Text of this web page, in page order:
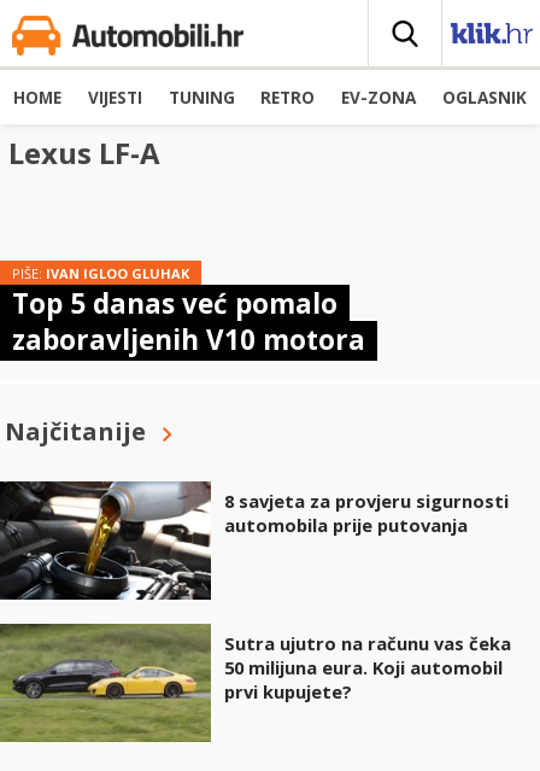
HOME VIJESTI TUNING RETRO EV-ZONA OGLASNIK
Lexus LF-A
PIŠE: IVAN IGLOO GLUHAK
Top 5 danas već pomalo
zaboravljenih V10 motora
Najčitanije
8 savjeta za provjeru sigurnosti
automobila prije putovanja
Sutra ujutro na računu vas čeka
50 milijuna eura. Koji automobil
prvi kupujete?